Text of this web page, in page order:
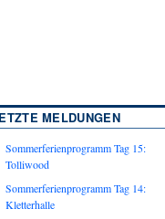
MELDUNGEN
Sommerferienprogramm Tag 15:
Tolliwood
Sommerferienprogramm Tag 14:
Kletterhalle